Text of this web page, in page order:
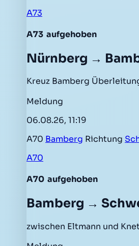
A73
A73 aufgehoben
Nürnberg →
Kreuz Bamberg
Meldung
06.08.26, 11:19
A70 Bamberg Richtung
A70
A70 aufgehoben
Bamberg →
zwischen Eltmann und